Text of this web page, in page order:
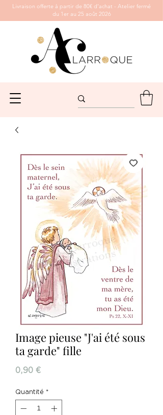
Livraison offerte à partir de 80€ d’achat - Atelier fermé
du 1er au 25 août 2026
Image pieuse "J'ai été sous
ta garde" fille
0,90 €Prix
Quantité *